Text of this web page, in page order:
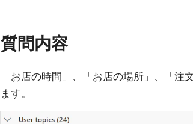
質問内容
「お店の時間」、「お店の場所」、「
ます。